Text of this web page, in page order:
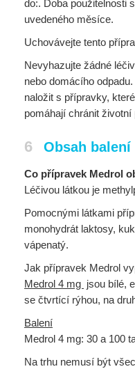
do:. Doba použitelnosti
uvedeného měsíce.
Uchovávejte tento
Nevyhazujte žádné
nebo domácího
naložit s přípravky,
pomáhají chránit životní
6 Obsah
Co přípravek Medrol
Léčivou látkou je
Pomocnými látkami
monohydrát laktosy,
vápenatý.
Jak přípravek Medrol
Medrol 4 mg jsou bílé,
se čtvrtící rýhou, na
Balení
Medrol 4 mg: 30 a 100
Na trhu nemusí být